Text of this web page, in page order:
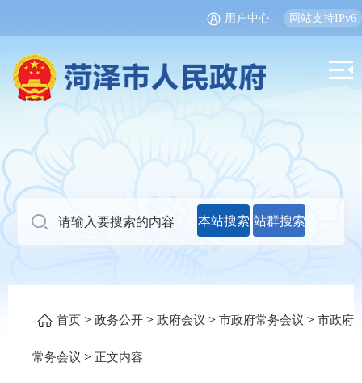
用户中心 网站支持IPv6
本站搜索 站群搜索
首页 > 政务公开 > 政府会议 > 市政府常务会议 > 市政府
常务会议 > 正文内容